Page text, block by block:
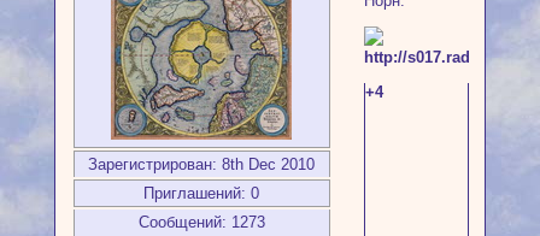
Зарегистрирован: 8th Dec 2010
Приглашений: 0
Сообщений: 1273
+4